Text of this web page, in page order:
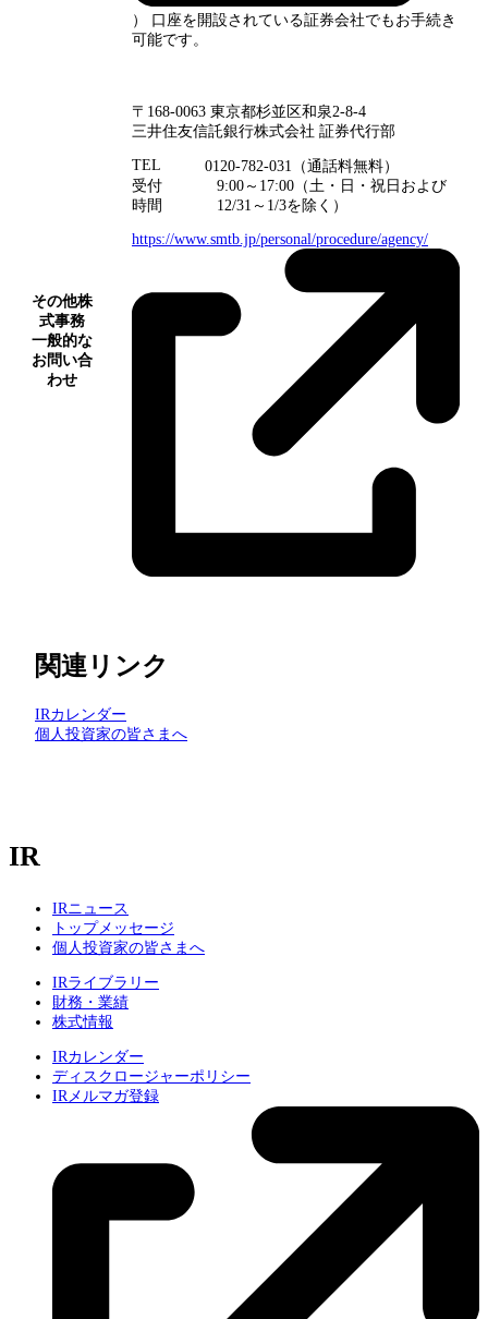
） 口座を開設されている証券会社でもお手続き
可能です。
その他株
式事務
一般的な
お問い合
わせ
〒168-0063 東京都杉並区和泉2-8-4
三井住友信託銀行株式会社 証券代行部
TEL
0120-782-031（通話料無料）
受付
時間
9:00～17:00（土・日・祝日および
12/31～1/3を除く）
https://www.smtb.jp/personal/procedure/agency/
関連リンク
IRカレンダー
個人投資家の皆さまへ
IR
IRニュース
トップメッセージ
個人投資家の皆さまへ
IRライブラリー
財務・業績
株式情報
IRカレンダー
ディスクロージャーポリシー
IRメルマガ登録